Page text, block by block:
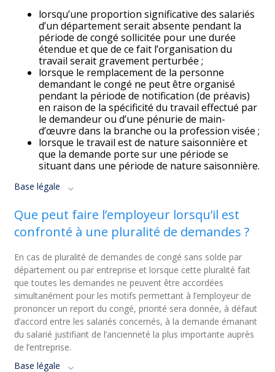
lorsqu’une proportion significative des salariés
d’un département serait absente pendant la
période de congé sollicitée pour une durée
étendue et que de ce fait l’organisation du
travail serait gravement perturbée ;
lorsque le remplacement de la personne
demandant le congé ne peut être organisé
pendant la période de notification (de préavis)
en raison de la spécificité du travail effectué par
le demandeur ou d’une pénurie de main-
d’œuvre dans la branche ou la profession visée ;
lorsque le travail est de nature saisonnière et
que la demande porte sur une période se
situant dans une période de nature saisonnière.
Base légale
Que peut faire l’employeur lorsqu’il est
confronté à une pluralité de demandes ?
En cas de pluralité de demandes de congé sans solde par
département ou par entreprise et lorsque cette pluralité fait
que toutes les demandes ne peuvent être accordées
simultanément pour les motifs permettant à l’employeur de
prononcer un report du congé, priorité sera donnée, à défaut
d’accord entre les salariés concernés, à la demande émanant
du salarié justifiant de l’ancienneté la plus importante auprès
de l’entreprise.
Base légale